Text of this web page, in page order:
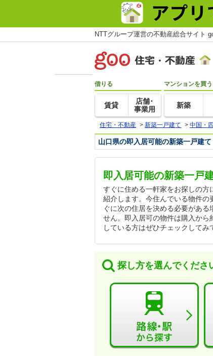
NTTグループ運営の不動産総合サイト
借りる
賃貸
店舗･
事業用
マンションを買う
新築
住宅・不動産 > 新築一戸建て > 中国・
山口県の即入居可能の新築一戸建
即入居可能の新築一戸
すぐに住める一軒家をお探しの
紹介します。今住んでいる物件
ぐに次の住居を決める必要があ
せん。即入居可の物件は購入か
している方はぜひチェックしてみ
探し方を選んでくださ